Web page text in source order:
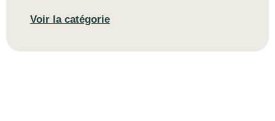
Voir la catégorie